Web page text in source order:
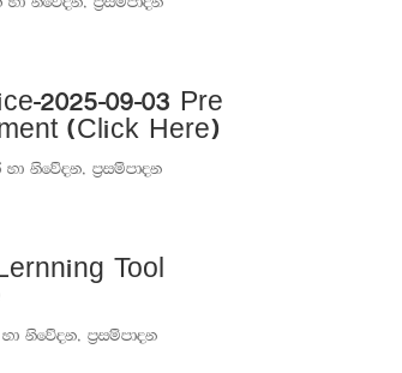
2025-09-03 Pre
(Click Here)
හා නිවේදන, ප්‍රසම්පාදන
Tool
නිවේදන, ප්‍රසම්පාදන